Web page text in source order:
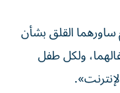
القلق بشأن
ولكل طفل